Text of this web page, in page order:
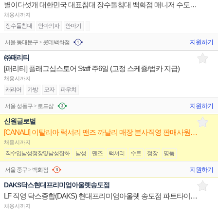
별이다섯개 대한민국 대표침대 장수돌침대 백화점 매니저 수도권- 롯데 청량리&미아 백화점
채용시까지
장수돌침대 안마의자 안마기
서울 동대문구 > 롯데백화점 지원하기
㈜패리티
[패리티] 플래그십스토어 Staff 주6일 (고정 스케쥴/법카 지급)
채용시까지
캐리어 가방 모자 파우치
서울 성동구 > 로드샵 지원하기
신원글로벌
[CANALI] 이탈리아 럭셔리 맨즈 까날리 매장 본사직영 판매사원 채용
채용시까지
직수입남성정장및남성잡화 남성 맨즈 럭셔리 수트 정장 명품
서울 중구 > 백화점 지원하기
DAKS닥스현대프리미엄아울렛송도점
LF 직영 닥스종합(DAKS) 현대프리미엄아울렛 송도점 파트타이머(아르바이트) 구인
채용시까지